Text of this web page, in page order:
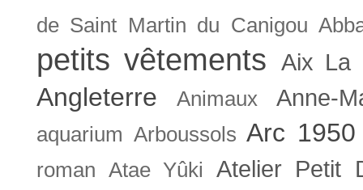
de Saint Martin du Canigou
petits vêtements Aix La
Angleterre Animaux Anne-
aquarium Arboussols Arc 1950
roman Atae Yûki
Atelier Petit